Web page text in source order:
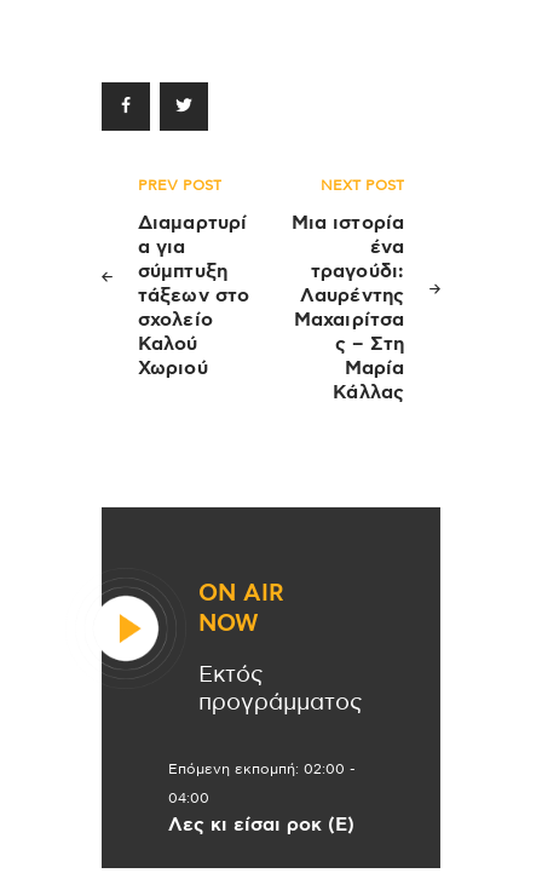
Πλοήγηση
άρθρων
PREV POST
Διαμαρτυρί
α για
σύμπτυξη
τάξεων στο
σχολείο
Καλού
Χωριού
NEXT POST
Μια ιστορία
ένα
τραγούδι:
Λαυρέντης
Μαχαιρίτσα
ς – Στη
Μαρία
Κάλλας
ON AIR
NOW
Εκτός
προγράμματος
Επόμενη εκπομπή: 02:00 -
04:00
Λες κι είσαι ροκ (Ε)